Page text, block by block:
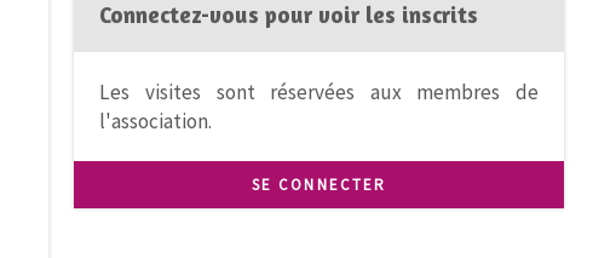
Connectez-vous pour voir les inscrits
Les visites sont réservées aux membres de
l'association.
SE CONNECTER